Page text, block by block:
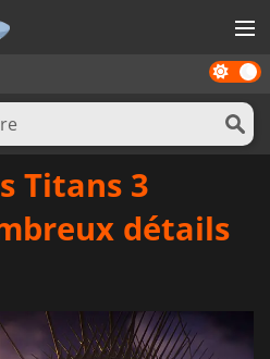
Dark
mode
Titans 3
détails